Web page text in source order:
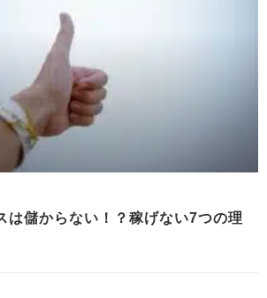
は儲からない！？稼げない7つの理